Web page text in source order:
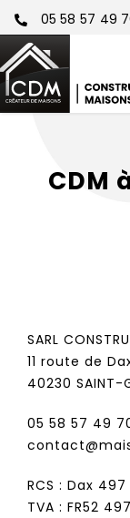
Passer
au
contenu
05 58 57 49
CDM
Contact
CDM
SARL
11 route de
40230 SAINT-
05 58 57 49
RCS : Dax
TVA : FR52